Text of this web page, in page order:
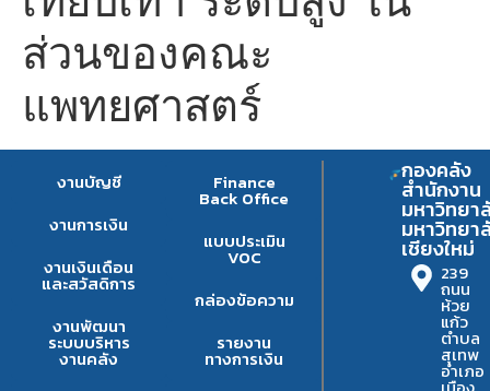
ส่วนของคณะ
แพทยศาสตร์
งานบัญชี
งานการเงิน
งานเงินเดือน
และสวัสดิการ
งานพัฒนา
ระบบบริหาร
งานคลัง
Finance
Back Office
แบบประเมิน
VOC
กล่องข้อความ
รายงาน
ทางการเงิน
กองคลัง
สำนักงาน
มหาวิทยา
มหาวิทยา
เชียงใหม่
239
ถนน
ห้วย
แก้ว
ตำบล
สุเทพ
อำเภอ